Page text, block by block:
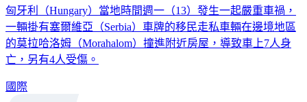
匈牙利（Hungary）當地時間週一（13）發生一起嚴重車禍，
一輛掛有塞爾維亞（Serbia）車牌的移民走私車輛在邊境地區
的莫拉哈洛姆（Morahalom）撞進附近房屋，導致車上7人身
亡，另有4人受傷。
國際